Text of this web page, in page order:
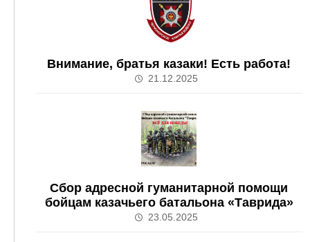
Внимание, братья казаки! Есть работа!
21.12.2025
Сбор адресной гуманитарной помощи
бойцам казачьего батальона «Таврида»
23.05.2025